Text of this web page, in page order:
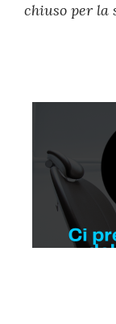
chiuso per la